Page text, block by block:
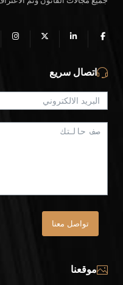
اتصال سريع
تواصل معنا
موقعنا